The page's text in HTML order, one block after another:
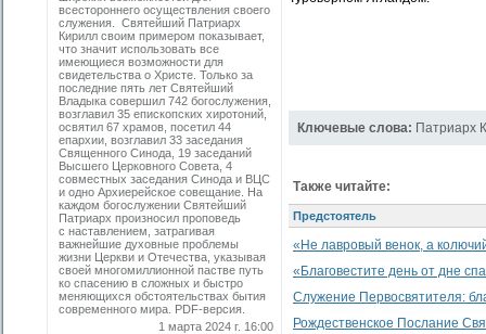
всестороннего осуществления своего
служения. Святейший Патриарх
Кирилл своим примером показывает,
что значит использовать все
имеющиеся возможности для
свидетельства о Христе. Только за
последние пять лет Святейший
Владыка совершил 742 богослужения,
возглавил 35 епископских хиротоний,
освятил 67 храмов, посетил 44
епархии, возглавил 33 заседания
Священного Синода, 19 заседаний
Высшего Церковного Совета, 4
совместных заседания Синода и ВЦС
и одно Архиерейское совещание. На
каждом богослужении Святейший
Патриарх произносил проповедь
с наставлением, затрагивая
важнейшие духовные проблемы
жизни Церкви и Отечества, указывая
своей многомиллионной пастве путь
ко спасению в сложных и быстро
меняющихся обстоятельствах бытия
современного мира. PDF-версия.
1 марта 2024 г. 16:00
Ключевые слова: Патриарх
Также читайте:
Предстоятель
«Не лавровый венок, а
«Благовестите день от дне
Служение Первосвятителя:
Рождественское Послание